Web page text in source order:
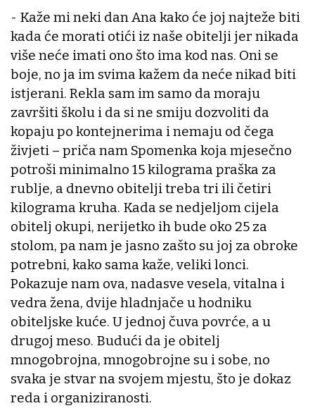
- Kaže mi neki dan Ana kako će joj najteže biti
kada će morati otići iz naše obitelji jer nikada
više neće imati ono što ima kod nas. Oni se
boje, no ja im svima kažem da neće nikad biti
istjerani. Rekla sam im samo da moraju
završiti školu i da si ne smiju dozvoliti da
kopaju po kontejnerima i nemaju od čega
živjeti – priča nam Spomenka koja mjesečno
potroši minimalno 15 kilograma praška za
rublje, a dnevno obitelji treba tri ili četiri
kilograma kruha. Kada se nedjeljom cijela
obitelj okupi, nerijetko ih bude oko 25 za
stolom, pa nam je jasno zašto su joj za obroke
potrebni, kako sama kaže, veliki lonci.
Pokazuje nam ova, nadasve vesela, vitalna i
vedra žena, dvije hladnjače u hodniku
obiteljske kuće. U jednoj čuva povrće, a u
drugoj meso. Budući da je obitelj
mnogobrojna, mnogobrojne su i sobe, no
svaka je stvar na svojem mjestu, što je dokaz
reda i organiziranosti.